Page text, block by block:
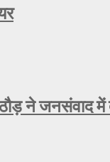
ने जनसंवाद में